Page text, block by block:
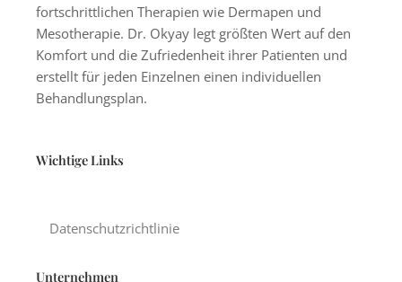
fortschrittlichen Therapien wie Dermapen und
Mesotherapie. Dr. Okyay legt größten Wert auf den
Komfort und die Zufriedenheit ihrer Patienten und
erstellt für jeden Einzelnen einen individuellen
Behandlungsplan.
Wichtige Links
Datenschutzrichtlinie
Unternehmen